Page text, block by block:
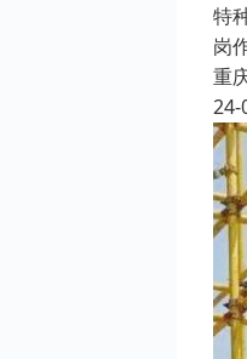
特
岗
重
24-